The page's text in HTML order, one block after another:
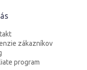
zákazníkov
program